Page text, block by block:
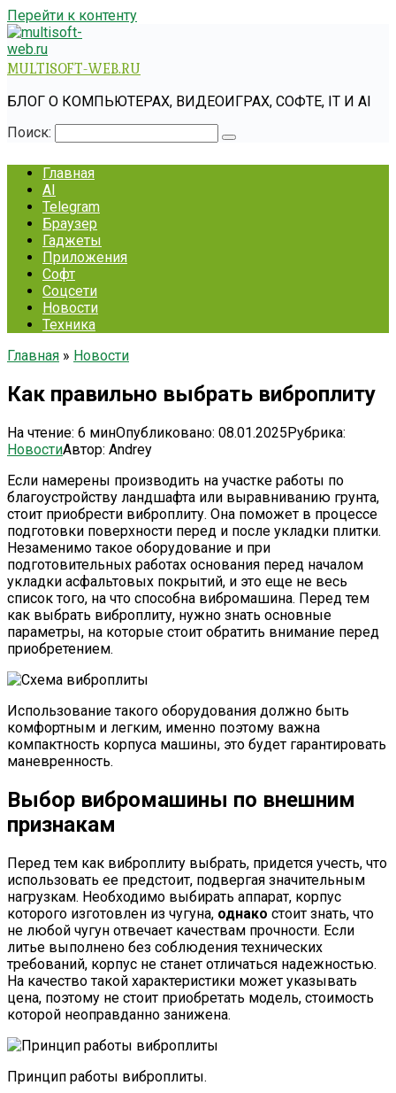
Перейти к контенту
MULTISOFT-WEB.RU
БЛОГ О КОМПЬЮТЕРАХ, ВИДЕОИГРАХ, СОФТЕ, IT И AI
Поиск:
Главная
AI
Telegram
Браузер
Гаджеты
Приложения
Софт
Соцсети
Новости
Техника
Главная » Новости
Как правильно выбрать виброплиту
На чтение: 6 минОпубликовано: 08.01.2025Рубрика:
НовостиАвтор: Andrey
Если намерены производить на участке работы по
благоустройству ландшафта или выравниванию грунта,
стоит приобрести виброплиту. Она поможет в процессе
подготовки поверхности перед и после укладки плитки.
Незаменимо такое оборудование и при
подготовительных работах основания перед началом
укладки асфальтовых покрытий, и это еще не весь
список того, на что способна вибромашина. Перед тем
как выбрать виброплиту, нужно знать основные
параметры, на которые стоит обратить внимание перед
приобретением.
Использование такого оборудования должно быть
комфортным и легким, именно поэтому важна
компактность корпуса машины, это будет гарантировать
маневренность.
Выбор вибромашины по внешним
признакам
Перед тем как виброплиту выбрать, придется учесть, что
использовать ее предстоит, подвергая значительным
нагрузкам. Необходимо выбирать аппарат, корпус
которого изготовлен из чугуна, однако стоит знать, что
не любой чугун отвечает качествам прочности. Если
литье выполнено без соблюдения технических
требований, корпус не станет отличаться надежностью.
На качество такой характеристики может указывать
цена, поэтому не стоит приобретать модель, стоимость
которой неоправданно занижена.
Принцип работы виброплиты.